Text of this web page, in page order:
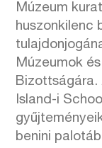
Múzeum
huszonkilenc
Múzeumok
Bizottságára.
Island-i
benini